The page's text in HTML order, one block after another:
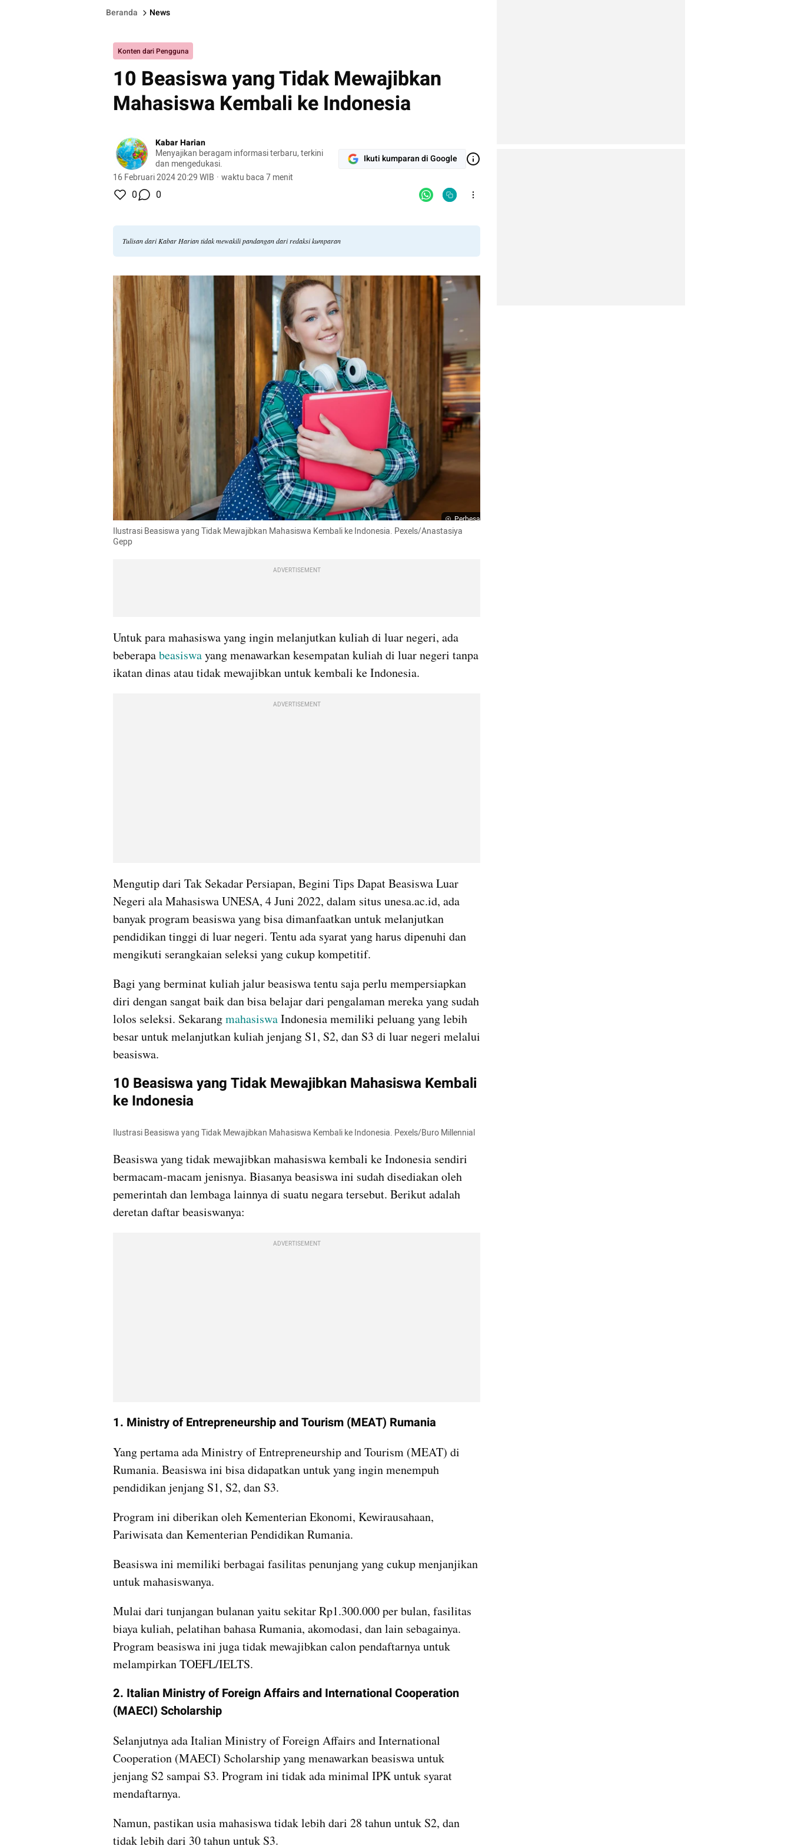
Beranda News
Konten dari Pengguna
10 Beasiswa yang Tidak Mewajibkan
Mahasiswa Kembali ke Indonesia
Kabar Harian
Menyajikan beragam informasi terbaru, terkini
dan mengedukasi.
16 Februari 2024 20:29 WIB · waktu baca 7 menit
Ikuti kumparan di Google
0 0
Tulisan dari Kabar Harian tidak mewakili pandangan dari redaksi kumparan
Perbesar
Ilustrasi Beasiswa yang Tidak Mewajibkan Mahasiswa Kembali ke Indonesia. Pexels/Anastasiya
Gepp
ADVERTISEMENT
Untuk para mahasiswa yang ingin melanjutkan kuliah di luar negeri, ada
beberapa beasiswa yang menawarkan kesempatan kuliah di luar negeri tanpa
ikatan dinas atau tidak mewajibkan untuk kembali ke Indonesia.
ADVERTISEMENT
Mengutip dari Tak Sekadar Persiapan, Begini Tips Dapat Beasiswa Luar
Negeri ala Mahasiswa UNESA, 4 Juni 2022, dalam situs unesa.ac.id, ada
banyak program beasiswa yang bisa dimanfaatkan untuk melanjutkan
pendidikan tinggi di luar negeri. Tentu ada syarat yang harus dipenuhi dan
mengikuti serangkaian seleksi yang cukup kompetitif.
Bagi yang berminat kuliah jalur beasiswa tentu saja perlu mempersiapkan
diri dengan sangat baik dan bisa belajar dari pengalaman mereka yang sudah
lolos seleksi. Sekarang mahasiswa Indonesia memiliki peluang yang lebih
besar untuk melanjutkan kuliah jenjang S1, S2, dan S3 di luar negeri melalui
beasiswa.
10 Beasiswa yang Tidak Mewajibkan Mahasiswa Kembali
ke Indonesia
Ilustrasi Beasiswa yang Tidak Mewajibkan Mahasiswa Kembali ke Indonesia. Pexels/Buro Millennial
Beasiswa yang tidak mewajibkan mahasiswa kembali ke Indonesia sendiri
bermacam-macam jenisnya. Biasanya beasiswa ini sudah disediakan oleh
pemerintah dan lembaga lainnya di suatu negara tersebut. Berikut adalah
deretan daftar beasiswanya:
ADVERTISEMENT
1. Ministry of Entrepreneurship and Tourism (MEAT) Rumania
Yang pertama ada Ministry of Entrepreneurship and Tourism (MEAT) di
Rumania. Beasiswa ini bisa didapatkan untuk yang ingin menempuh
pendidikan jenjang S1, S2, dan S3.
Program ini diberikan oleh Kementerian Ekonomi, Kewirausahaan,
Pariwisata dan Kementerian Pendidikan Rumania.
Beasiswa ini memiliki berbagai fasilitas penunjang yang cukup menjanjikan
untuk mahasiswanya.
Mulai dari tunjangan bulanan yaitu sekitar Rp1.300.000 per bulan, fasilitas
biaya kuliah, pelatihan bahasa Rumania, akomodasi, dan lain sebagainya.
Program beasiswa ini juga tidak mewajibkan calon pendaftarnya untuk
melampirkan TOEFL/IELTS.
2. Italian Ministry of Foreign Affairs and International Cooperation
(MAECI) Scholarship
Selanjutnya ada Italian Ministry of Foreign Affairs and International
Cooperation (MAECI) Scholarship yang menawarkan beasiswa untuk
jenjang S2 sampai S3. Program ini tidak ada minimal IPK untuk syarat
mendaftarnya.
Namun, pastikan usia mahasiswa tidak lebih dari 28 tahun untuk S2, dan
tidak lebih dari 30 tahun untuk S3.